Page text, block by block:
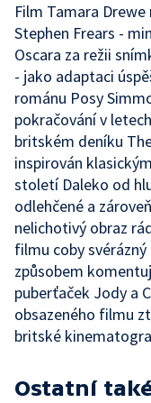
Film Tamara
Stephen Frears -
Oscara za režii
- jako adaptaci
románu Posy
pokračování v
britském deníku
inspirován
století Daleko od
odlehčené a
nelichotivý obraz
filmu coby
způsobem
puberťaček Jody a
obsazeného filmu
britské
Ostatní